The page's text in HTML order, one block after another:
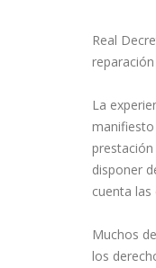
Real
La
disponer
cuenta
Muchos
los